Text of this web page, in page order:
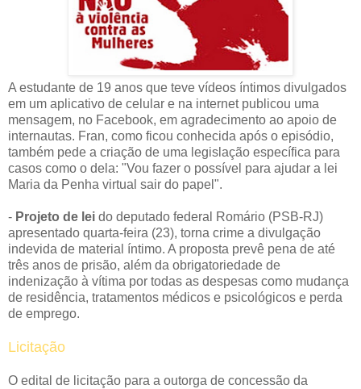
A estudante de 19 anos que teve vídeos íntimos divulgados
em um aplicativo de celular e na internet publicou uma
mensagem, no Facebook, em agradecimento ao apoio de
internautas. Fran, como ficou conhecida após o episódio,
também pede a criação de uma legislação específica para
casos como o dela: "Vou fazer o possível para ajudar a lei
Maria da Penha virtual sair do papel".
- Projeto de lei do deputado federal Romário (PSB-RJ)
apresentado quarta-feira (23), torna crime a divulgação
indevida de material íntimo. A proposta prevê pena de até
três anos de prisão, além da obrigatoriedade de
indenização à vítima por todas as despesas como mudança
de residência, tratamentos médicos e psicológicos e perda
de emprego.
Licitação
O edital de licitação para a outorga de concessão da